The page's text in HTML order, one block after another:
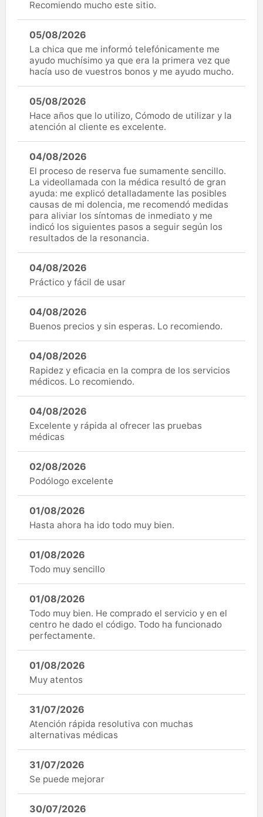
Recomiendo mucho este sitio.
05/08/2026
La chica que me informó telefónicamente me
ayudo muchísimo ya que era la primera vez que
hacía uso de vuestros bonos y me ayudo mucho.
05/08/2026
Hace años que lo utilizo, Cómodo de utilizar y la
atención al cliente es excelente.
04/08/2026
El proceso de reserva fue sumamente sencillo.
La videollamada con la médica resultó de gran
ayuda: me explicó detalladamente las posibles
causas de mi dolencia, me recomendó medidas
para aliviar los síntomas de inmediato y me
indicó los siguientes pasos a seguir según los
resultados de la resonancia.
04/08/2026
Práctico y fácil de usar
04/08/2026
Buenos precios y sin esperas. Lo recomiendo.
04/08/2026
Rapidez y eficacia en la compra de los servicios
médicos. Lo recomiendo.
04/08/2026
Excelente y rápida al ofrecer las pruebas
médicas
02/08/2026
Podólogo excelente
01/08/2026
Hasta ahora ha ido todo muy bien.
01/08/2026
Todo muy sencillo
01/08/2026
Todo muy bien. He comprado el servicio y en el
centro he dado el código. Todo ha funcionado
perfectamente.
01/08/2026
Muy atentos
31/07/2026
Atención rápida resolutiva con muchas
alternativas médicas
31/07/2026
Se puede mejorar
30/07/2026